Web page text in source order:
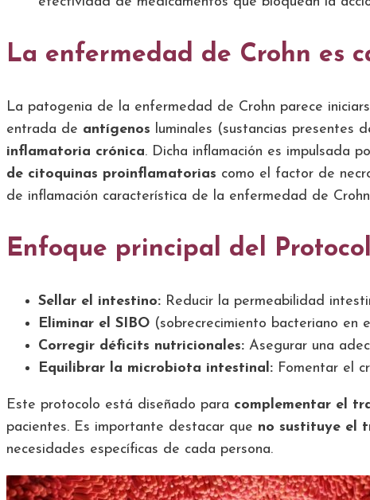
La enfermedad de Crohn es
La patogenia de la enfermedad de Crohn parece
entrada de antígenos luminales (sustancias presentes
inflamatoria crónica. Dicha inflamación es impulsada
de citoquinas proinflamatorias como el factor de
de inflamación característica de la enfermedad de
Enfoque principal del
Sellar el intestino: Reducir la permeabilidad
Eliminar el SIBO (sobrecrecimiento bacteriano en
Corregir déficits nutricionales: Asegurar una
Equilibrar la microbiota intestinal: Fomentar el
Este protocolo está diseñado para complementar el
pacientes. Es importante destacar que no sustituye el
necesidades específicas de cada persona.